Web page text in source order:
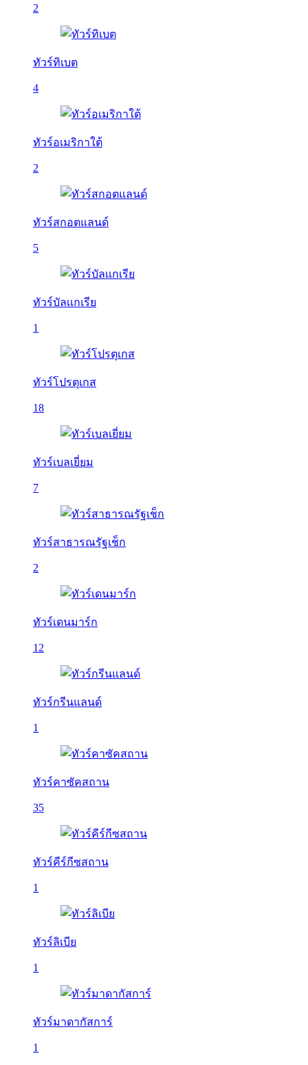
2
ทัวร์ทิเบต
4
ทัวร์อเมริกาใต้
2
ทัวร์สกอตแลนด์
5
ทัวร์บัลเเกเรีย
1
ทัวร์โปรตุเกส
18
ทัวร์เบลเยี่ยม
7
ทัวร์สาธารณรัฐเช็ก
2
ทัวร์เดนมาร์ก
12
ทัวร์กรีนแลนด์
1
ทัวร์คาซัคสถาน
35
ทัวร์คีร์กีซสถาน
1
ทัวร์ลิเบีย
1
ทัวร์มาดากัสการ์
1